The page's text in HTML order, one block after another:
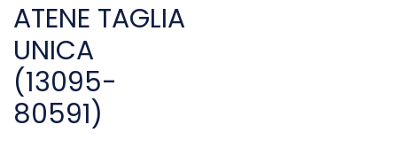
ATENE TAGLIA
UNICA
(13095-
80591)